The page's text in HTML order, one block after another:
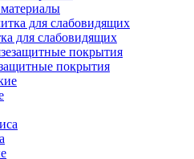
для слабовидящих
покрытия